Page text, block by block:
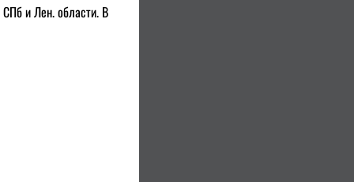
СПб и Лен. области. В